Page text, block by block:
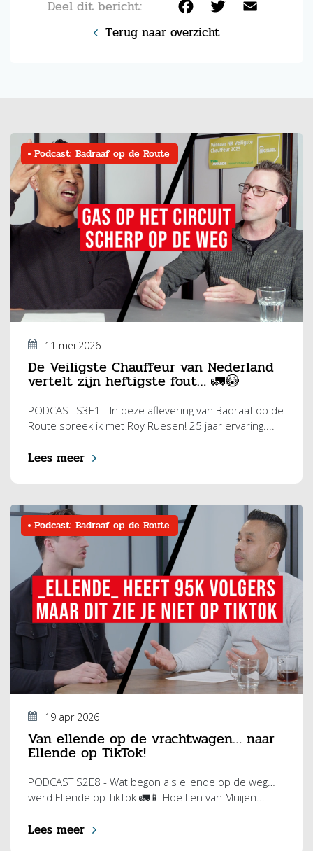
Deel dit bericht: Facebook
Twitter Email
Terug naar overzicht
Podcast: Badraaf op de Route
11 mei 2026
De Veiligste Chauffeur van Nederland
vertelt zijn heftigste fout… 🚛😳
PODCAST S3E1 - In deze aflevering van Badraaf op de
Route spreek ik met Roy Ruesen! 25 jaar ervaring....
Lees meer
Podcast: Badraaf op de Route
19 apr 2026
Van ellende op de vrachtwagen… naar
Ellende op TikTok!
PODCAST S2E8 - Wat begon als ellende op de weg…
werd Ellende op TikTok 🚛📱 Hoe Len van Muijen...
Lees meer